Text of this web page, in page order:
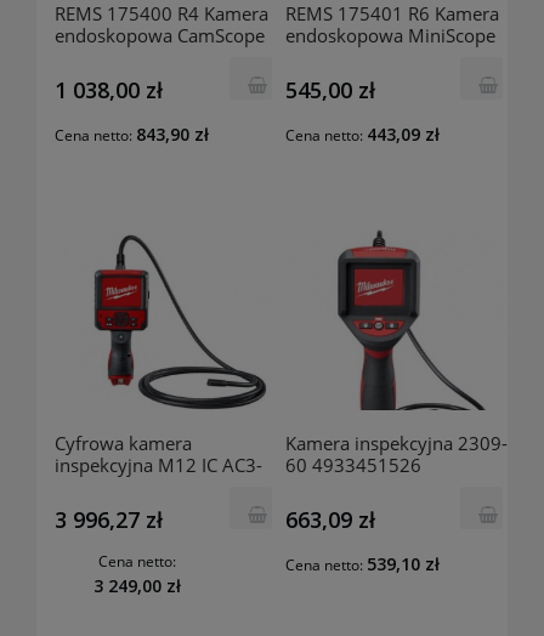
REMS 175400 R4 Kamera
endoskopowa CamScope
1 038,00 zł
Cena netto: 843,90 zł
REMS 175401 R6 Kamera
endoskopowa MiniScope
545,00 zł
Cena netto: 443,09 zł
Cyfrowa kamera
inspekcyjna M12 IC AC3-
Milwaukee
3 996,27 zł
Cena netto:
3 249,00 zł
Kamera inspekcyjna 2309-
60 4933451526
663,09 zł
Cena netto: 539,10 zł